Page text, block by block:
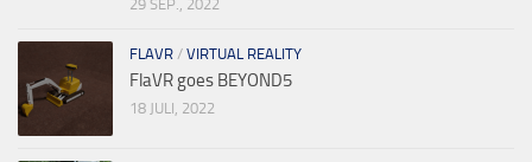
29 SEP., 2022
FLAVR / VIRTUAL REALITY
FlaVR goes BEYOND5
18 JULI, 2022